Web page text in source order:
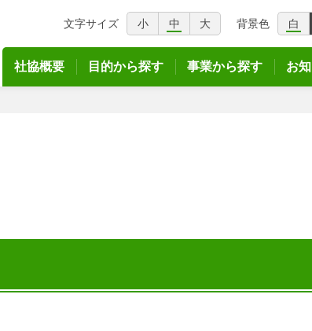
文字サイズ 小 中 大 背景色 白
社協概要 目的から探す 事業から探す お